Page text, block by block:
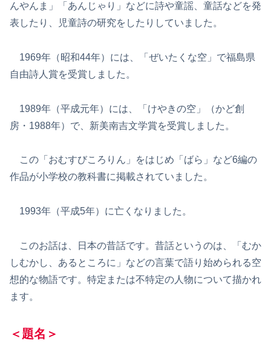
んやんま」「あんじゃり」などに詩や童謡、童話などを発
表したり、児童詩の研究をしたりしていました。
1969年（昭和44年）には、「ぜいたくな空」で福島県
自由詩人賞を受賞しました。
1989年（平成元年）には、「けやきの空」（かど創
房・1988年）で、新美南吉文学賞を受賞しました。
この「おむすびころりん」をはじめ「ばら」など6編の
作品が小学校の教科書に掲載されていました。
1993年（平成5年）に亡くなりました。
このお話は、日本の昔話です。昔話というのは、「むか
しむかし、あるところに」などの言葉で語り始められる空
想的な物語です。特定または不特定の人物について描かれ
ます。
＜題名＞